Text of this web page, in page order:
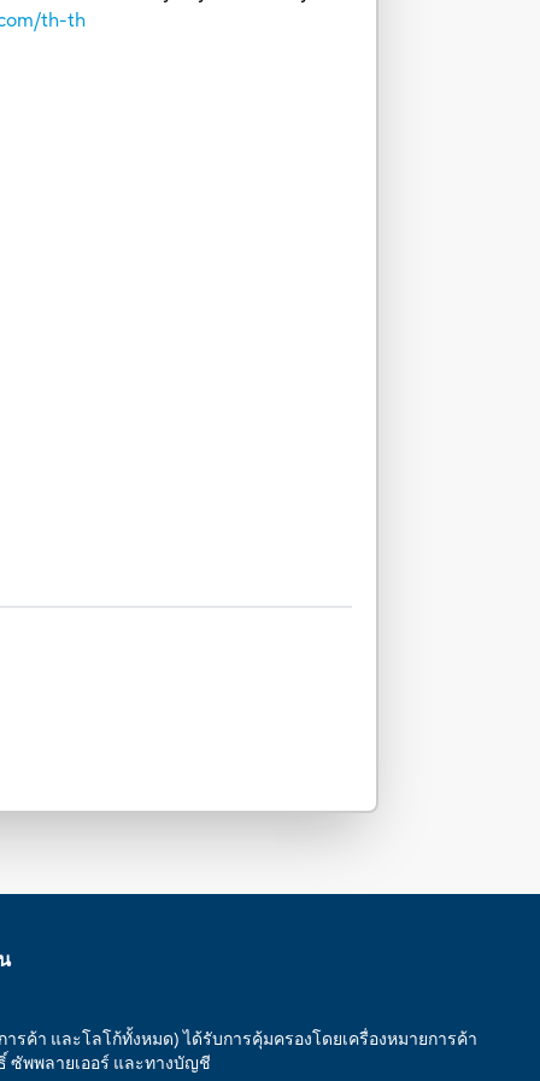
th-th
รค้า และโลโก้ทั้งหมด) ได้รับการคุ้มครองโดยเครื่องหมายการค้า
ซัพพลายเออร์ และทางบัญชี